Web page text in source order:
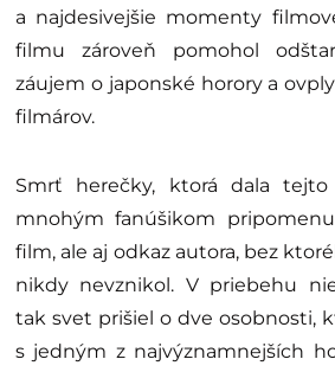
a najdesivejšie momenty
filmu zároveň pomohol
záujem o japonské horory a
filmárov.
Smrť herečky, ktorá dala
mnohým fanúšikom
film, ale aj odkaz autora, bez
nikdy nevznikol. V priebehu
tak svet prišiel o dve osobnosti,
s jedným z najvýznamnejších